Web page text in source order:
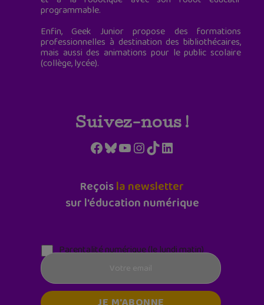
programmable.
Enfin, Geek Junior propose des formations
professionnelles à destination des bibliothécaires,
mais aussi des animations pour le public scolaire
(collège, lycée).
Suivez-nous !
Facebook
Bluesky
YouTube
Instagram
TikTokLinkedIn
Reçoisla newsletter
sur l'éducation numérique
Parentalité numérique (le lundi matin)